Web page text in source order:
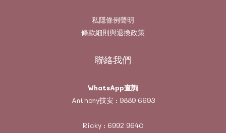
私隱條例聲明
條款細則與退換政策
聯絡我們
WhatsApp查詢
Anthony技安 : 9889 6693
Ricky : 6992 9640